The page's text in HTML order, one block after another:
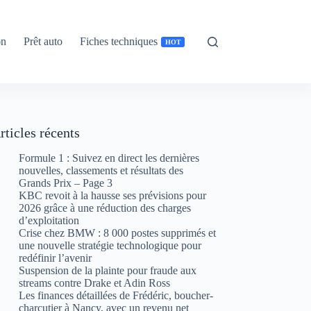
Prêt auto Fiches techniques HOT
récents
Formule 1 : Suivez en direct les dernières
nouvelles, classements et résultats des
Grands Prix – Page 3
KBC revoit à la hausse ses prévisions pour
2026 grâce à une réduction des charges
d’exploitation
Crise chez BMW : 8 000 postes supprimés et
une nouvelle stratégie technologique pour
redéfinir l’avenir
Suspension de la plainte pour fraude aux
streams contre Drake et Adin Ross
Les finances détaillées de Frédéric, boucher-
charcutier à Nancy, avec un revenu net